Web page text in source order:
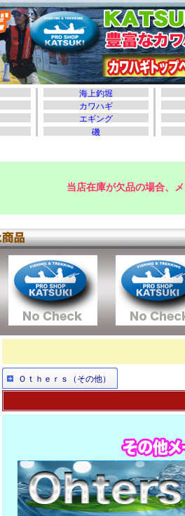
当店在庫が欠品の場合、
Ｏｔｈｅｒｓ（その他）